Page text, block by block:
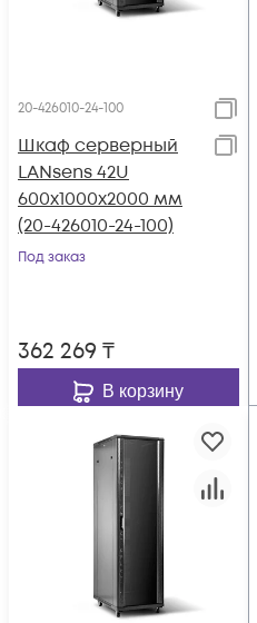
20-426010-24-100
Шкаф серверный
LANsens 42U
600x1000x2000 мм
(20-426010-24-100)
Под заказ
362 269 ₸
В корзину